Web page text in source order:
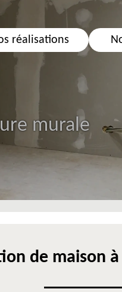
réalisations
murale
de maison